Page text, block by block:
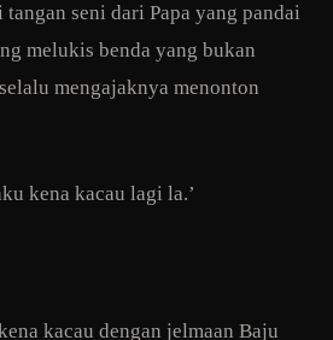
seni dari Papa yang pandai
melukis benda yang bukan
mengajaknya menonton
kena kacau lagi la.’
kacau dengan jelmaan Baju